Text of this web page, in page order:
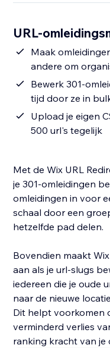
URL-
Maak
andere om
Bewerk 301-
tijd door ze in
Upload je eigen
500 url's tegelijk
Met de Wix URL
je 301-omleidingen
omleidingen in voor
schaal door een
hetzelfde pad delen.
Bovendien maakt
aan als je url-slugs bewerkt. Dit zorgt
iedereen die je oude
naar de nieuwe
Dit helpt voorkomen
verminderd verlies
ranking kracht van je